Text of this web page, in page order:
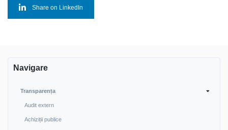
Share on LinkedIn
Navigare
Transparența
Audit extern
Achiziții publice